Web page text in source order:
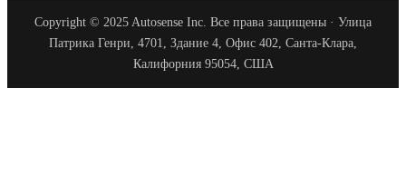
Copyright © 2025 Autosense Inc. Все права защищены · Улица
Патрика Генри, 4701, Здание 4, Офис 402, Санта-Клара,
Калифорния 95054, США